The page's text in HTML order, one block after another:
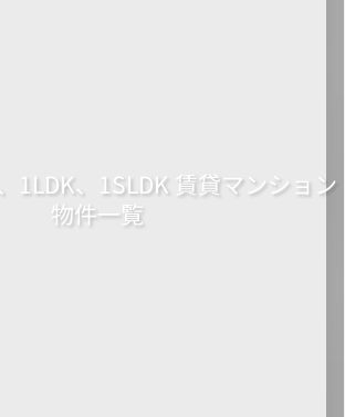
1LDK、1SLDK 賃貸マンション
物件一覧